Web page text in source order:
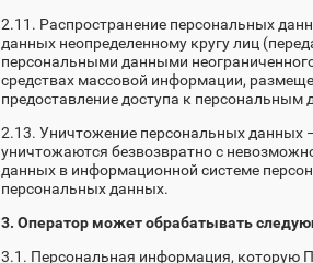
2.11. Распространение персональных
данных неопределенному кругу лиц
персональными данными
средствах массовой информации,
предоставление доступа к
2.13. Уничтожение персональных данных
уничтожаются безвозвратно с
данных в информационной системе
персональных данных.
3. Оператор может обрабатывать
3.1. Персональная информация, которую